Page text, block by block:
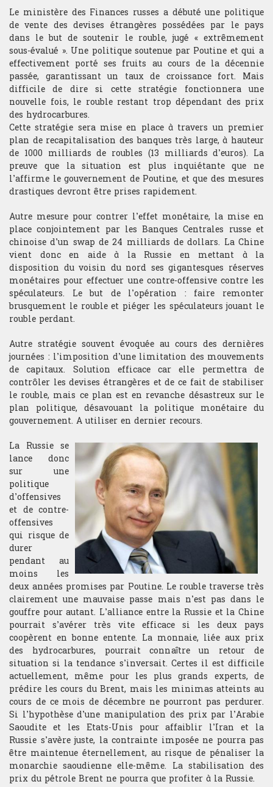
Le ministère des Finances russes a débuté une politique
de vente des devises étrangères possédées par le pays
dans le but de soutenir le rouble, jugé « extrêmement
sous-évalué ». Une politique soutenue par Poutine et qui a
effectivement porté ses fruits au cours de la décennie
passée, garantissant un taux de croissance fort. Mais
difficile de dire si cette stratégie fonctionnera une
nouvelle fois, le rouble restant trop dépendant des prix
des hydrocarbures.
Cette stratégie sera mise en place à travers un premier
plan de recapitalisation des banques très large, à hauteur
de 1000 milliards de roubles (13 milliards d’euros). La
preuve que la situation est plus inquiétante que ne
l’affirme le gouvernement de Poutine, et que des mesures
drastiques devront être prises rapidement.
Autre mesure pour contrer l’effet monétaire, la mise en
place conjointement par les Banques Centrales russe et
chinoise d’un swap de 24 milliards de dollars. La Chine
vient donc en aide à la Russie en mettant à la
disposition du voisin du nord ses gigantesques réserves
monétaires pour effectuer une contre-offensive contre les
spéculateurs. Le but de l’opération : faire remonter
brusquement le rouble et piéger les spéculateurs jouant le
rouble perdant.
Autre stratégie souvent évoquée au cours des dernières
journées : l’imposition d’une limitation des mouvements
de capitaux. Solution efficace car elle permettra de
contrôler les devises étrangères et de ce fait de stabiliser
le rouble, mais ce plan est en revanche désastreux sur le
plan politique, désavouant la politique monétaire du
gouvernement. A utiliser en dernier recours.
La Russie se
lance donc
sur une
politique
d’offensives
et de contre-
offensives
qui risque de
durer
pendant au
moins les
deux années promises par Poutine. Le rouble traverse très
clairement une mauvaise passe mais n’est pas dans le
gouffre pour autant. L’alliance entre la Russie et la Chine
pourrait s’avérer très vite efficace si les deux pays
coopèrent en bonne entente. La monnaie, liée aux prix
des hydrocarbures, pourrait connaître un retour de
situation si la tendance s’inversait. Certes il est difficile
actuellement, même pour les plus grands experts, de
prédire les cours du Brent, mais les minimas atteints au
cours de ce mois de décembre ne pourront pas perdurer.
Si l’hypothèse d’une manipulation des prix par l’Arabie
Saoudite et les Etats-Unis pour affaiblir l’Iran et la
Russie s’avère juste, la contrainte imposée ne pourra pas
être maintenue éternellement, au risque de pénaliser la
monarchie saoudienne elle-même. La stabilisation des
prix du pétrole Brent ne pourra que profiter à la Russie.